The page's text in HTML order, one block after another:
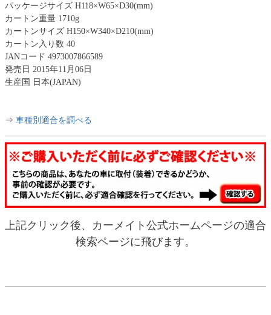
パッケージサイズ H118×W65×D30(mm)
カートン重量 1710g
カートンサイズ H150×W340×D210(mm)
カートン入り数 40
JANコード 4973007866589
発売日 2015年11月06日
生産国 日本(JAPAN)
⇒ 車種別適合を調べる
上記クリック後、カーメイト公式ホームページの適合
検索ページに飛びます。